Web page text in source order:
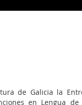
de Galicia la
en Lengua de